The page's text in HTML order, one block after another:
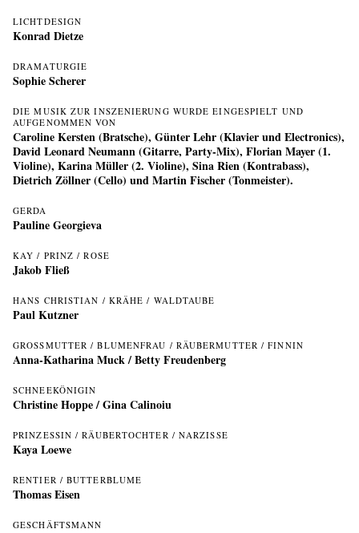
LICHTDESIGN
Konrad Dietze
DRAMATURGIE
Sophie Scherer
DIE MUSIK ZUR INSZENIERUNG WURDE EINGESPIELT UND
AUFGENOMMEN VON
Caroline Kersten (Bratsche), Günter Lehr (Klavier und Electronics),
David Leonard Neumann (Gitarre, Party-Mix), Florian Mayer (1.
Violine), Karina Müller (2. Violine), Sina Rien (Kontrabass),
Dietrich Zöllner (Cello) und Martin Fischer (Tonmeister).
GERDA
Pauline Georgieva
KAY / PRINZ / ROSE
Jakob Fließ
HANS CHRISTIAN / KRÄHE / WALDTAUBE
Paul Kutzner
GROSSMUTTER / BLUMENFRAU / RÄUBERMUTTER / FINNIN
Anna-Katharina Muck/Betty Freudenberg
SCHNEEKÖNIGIN
Christine Hoppe/Gina Calinoiu
PRINZESSIN / RÄUBERTOCHTER / NARZISSE
Kaya Loewe
RENTIER / BUTTERBLUME
Thomas Eisen
GESCHÄFTSMANN